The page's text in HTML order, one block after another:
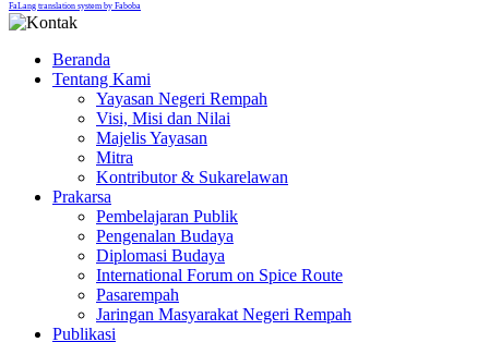
FaLang translation system by Faboba
Beranda
Tentang Kami
Yayasan Negeri Rempah
Visi, Misi dan Nilai
Majelis Yayasan
Mitra
Kontributor & Sukarelawan
Prakarsa
Pembelajaran Publik
Pengenalan Budaya
Diplomasi Budaya
International Forum on Spice Route
Pasarempah
Jaringan Masyarakat Negeri Rempah
Publikasi